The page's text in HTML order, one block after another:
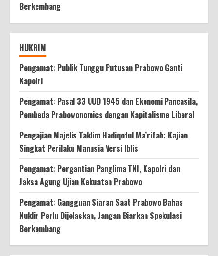
Berkembang
HUKRIM
Pengamat: Publik Tunggu Putusan Prabowo Ganti
Kapolri
Pengamat: Pasal 33 UUD 1945 dan Ekonomi Pancasila,
Pembeda Prabowonomics dengan Kapitalisme Liberal
Pengajian Majelis Taklim Hadiqotul Ma’rifah: Kajian
Singkat Perilaku Manusia Versi Iblis
Pengamat: Pergantian Panglima TNI, Kapolri dan
Jaksa Agung Ujian Kekuatan Prabowo
Pengamat: Gangguan Siaran Saat Prabowo Bahas
Nuklir Perlu Dijelaskan, Jangan Biarkan Spekulasi
Berkembang